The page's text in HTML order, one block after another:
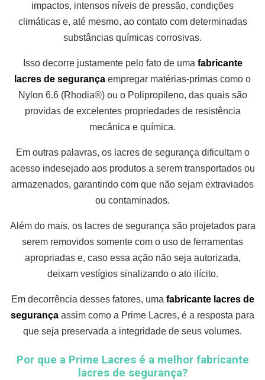
impactos, intensos níveis de pressão, condições
climáticas e, até mesmo, ao contato com determinadas
substâncias químicas corrosivas.
Isso decorre justamente pelo fato de uma fabricante
lacres de segurança empregar matérias-primas como o
Nylon 6.6 (Rhodia®) ou o Polipropileno, das quais são
providas de excelentes propriedades de resistência
mecânica e química.
Em outras palavras, os lacres de segurança dificultam o
acesso indesejado aos produtos a serem transportados ou
armazenados, garantindo com que não sejam extraviados
ou contaminados.
Além do mais, os lacres de segurança são projetados para
serem removidos somente com o uso de ferramentas
apropriadas e, caso essa ação não seja autorizada,
deixam vestígios sinalizando o ato ilícito.
Em decorrência desses fatores, uma fabricante lacres de
segurança assim como a Prime Lacres, é a resposta para
que seja preservada a integridade de seus volumes.
Por que a Prime Lacres é a melhor fabricante
lacres de segurança?